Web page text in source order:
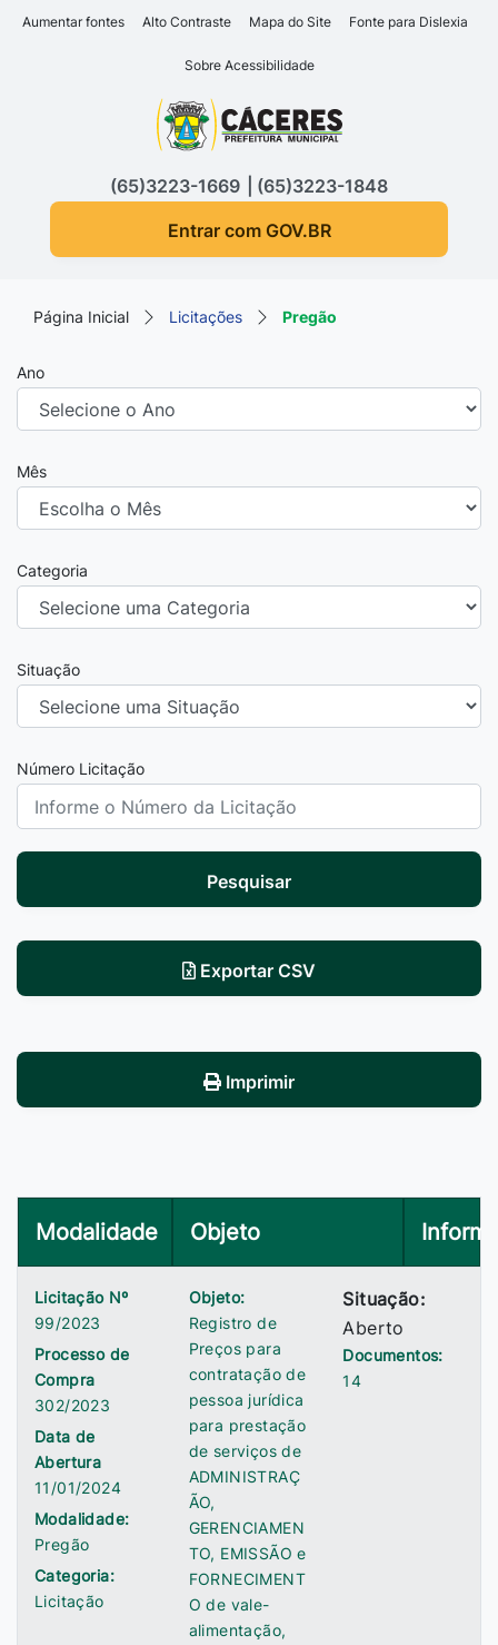
Seção de atalhos e links
Ir para o conteúdo [alt+1]
Ir para o rodapé [alt+4]
Aumentar fontes Alto Contraste Mapa do Site Fonte para Dislexia
Sobre Acessibilidade
Seção do menu principal
(65)3223-1669
(65)3223-1848
Entrar com GOV.BR
Página Inicial Licitações Pregão
Ano
Mês
Categoria
Situação
Número Licitação
Pesquisar
Exportar CSV
Imprimir
Modalidade Objeto
Licitação Nº
99/2023
Processo de
Compra
302/2023
Data de
Abertura
11/01/2024
Modalidade:
Pregão
Categoria:
Licitação
Objeto:
Registro de
Preços para
contratação de
pessoa jurídica
para prestação
de serviços de
ADMINISTRAÇ
ÃO,
GERENCIAMEN
TO, EMISSÃO e
FORNECIMENT
O de vale-
alimentação,
Situação:
Aberto
Documentos:
14